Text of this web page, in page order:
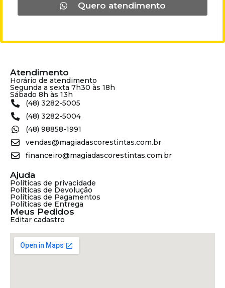
Quero atendimento
Atendimento
Horário de atendimento
Segunda a sexta 7h30 às 18h
Sábado 8h às 13h
(48) 3282-5005
(48) 3282-5004
(48) 98858-1991
vendas@magiadascorestintas.com.br
financeiro@magiadascorestintas.com.br
Ajuda
Políticas de privacidade
Políticas de Devolução
Políticas de Pagamentos
Políticas de Entrega
Meus Pedidos
Editar cadastro